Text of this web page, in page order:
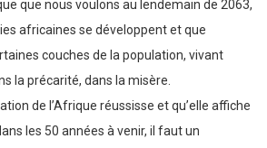
que nous voulons au lendemain de 2063,
africaines se développent et que
couches de la population, vivant
la précarité, dans la misère.
de l’Afrique réussisse et qu’elle affiche
les 50 années à venir, il faut un